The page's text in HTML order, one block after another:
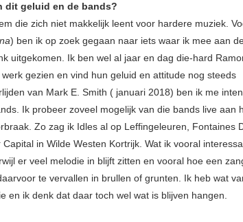
dit geluid en de bands?
die zich niet makkelijk leent voor hardere muziek.
) ben ik op zoek gegaan naar iets waar ik mee aan
uitgekomen. Ik ben wel al jaar en dag die-hard
gezien en vind hun geluid en attitude nog steeds
van Mark E. Smith ( januari 2018) ben ik me
Ik probeer zoveel mogelijk van die bands live aan
Zo zag ik Idles al op Leffingeleuren, Fontaines
in Wilde Westen Kortrijk. Wat ik vooral
er veel melodie in blijft zitten en vooral hoe een
te vervallen in brullen of grunten. Ik heb wat
en ik denk dat daar toch wel wat is blijven hangen.